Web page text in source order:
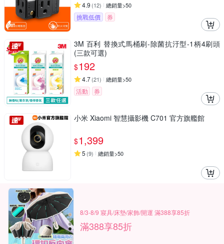
4.9 (12) 總銷量>50
挑戰低價 券
3M 百利 替換式馬桶刷-除菌抗汙型-1柄4刷頭
(三款可選)
$192
4.7(21) 總銷量>50
活動 券
小米 Xiaomi 智慧攝影機 C701 官方旗艦館
$1,399
5 (9) 總銷量>50
8/3-8/9 寢具/床墊/家飾/開運 滿388享85折
滿388享85折